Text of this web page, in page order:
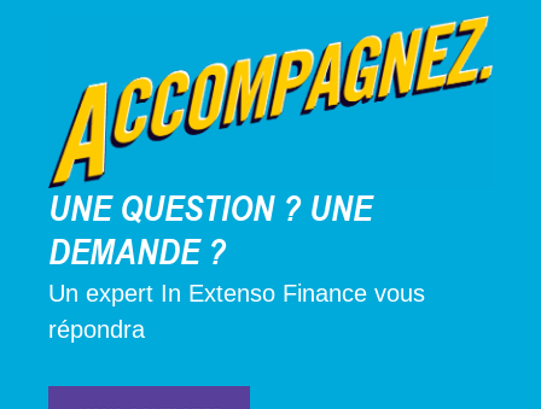
UNE QUESTION ? UNE
DEMANDE ?
Un expert In Extenso Finance vous
répondra